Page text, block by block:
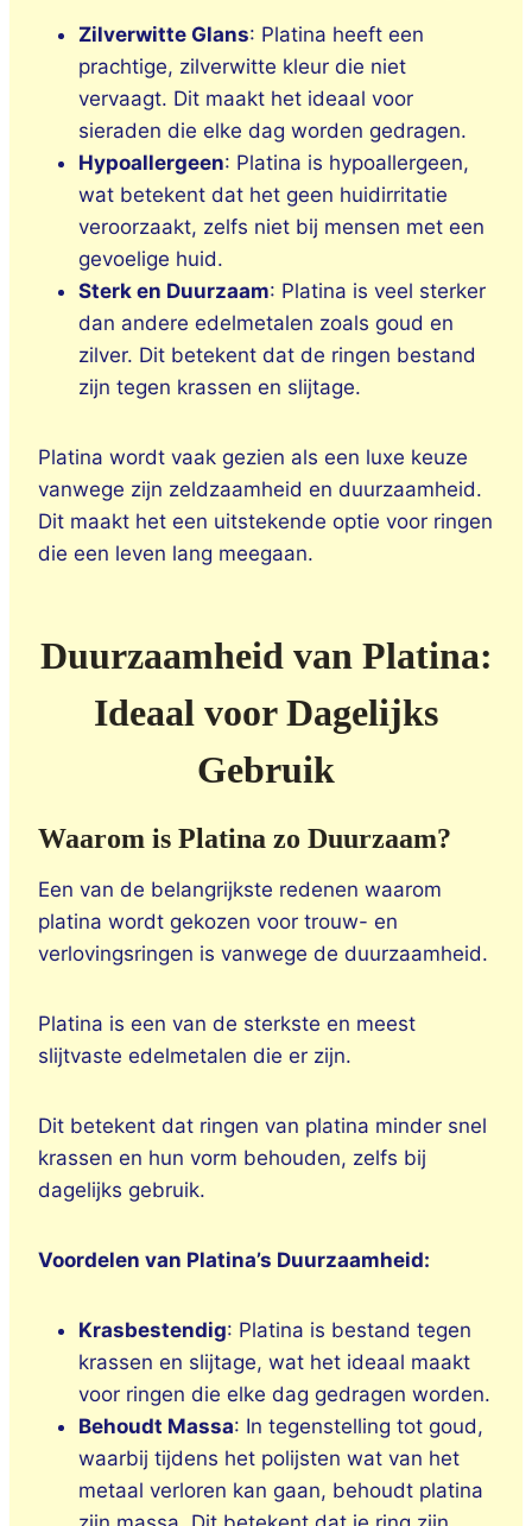
Zilverwitte Glans: Platina heeft een
prachtige, zilverwitte kleur die niet
vervaagt. Dit maakt het ideaal voor
sieraden die elke dag worden gedragen.
Hypoallergeen: Platina is hypoallergeen,
wat betekent dat het geen huidirritatie
veroorzaakt, zelfs niet bij mensen met een
gevoelige huid.
Sterk en Duurzaam: Platina is veel sterker
dan andere edelmetalen zoals goud en
zilver. Dit betekent dat de ringen bestand
zijn tegen krassen en slijtage.
Platina wordt vaak gezien als een luxe keuze
vanwege zijn zeldzaamheid en duurzaamheid.
Dit maakt het een uitstekende optie voor ringen
die een leven lang meegaan.
Duurzaamheid van Platina:
Ideaal voor Dagelijks
Gebruik
Waarom is Platina zo Duurzaam?
Een van de belangrijkste redenen waarom
platina wordt gekozen voor trouw- en
verlovingsringen is vanwege de duurzaamheid.
Platina is een van de sterkste en meest
slijtvaste edelmetalen die er zijn.
Dit betekent dat ringen van platina minder snel
krassen en hun vorm behouden, zelfs bij
dagelijks gebruik.
Voordelen van Platina’s Duurzaamheid:
Krasbestendig: Platina is bestand tegen
krassen en slijtage, wat het ideaal maakt
voor ringen die elke dag gedragen worden.
Behoudt Massa: In tegenstelling tot goud,
waarbij tijdens het polijsten wat van het
metaal verloren kan gaan, behoudt platina